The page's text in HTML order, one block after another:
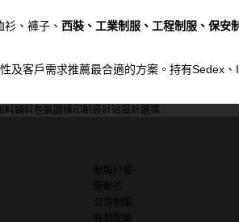
、褲子、 西裝、工業制服、工程制服、保安
及客戶需求推薦最合適的方案。持有Sedex
料輔料包裝 圖樣印制 設計站設計選擇
制服訂做
運動衫
公司制服
布藝配飾